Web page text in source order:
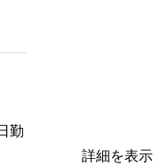
勤
詳細を表示